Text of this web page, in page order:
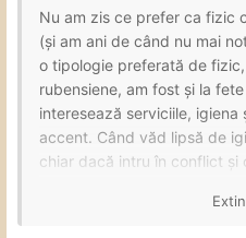
bucala, trebuie sa mearga
ceva minute, doar cand am
dat ceva atentie si prin
sa-mi schimb pozitia. Dupa
si reverse LOT, aici chiar
neobisnuita, eu fiind cu
fundul in madular si
burta. Cum aveam impresia
Nu am zis ce prefer ca fizic
(și am ani de când nu mai
o tipologie preferată de
rubensiene, am fost și la
interesează serviciile,
accent. Când văd lipsă de
chiar dacă intru în conflict